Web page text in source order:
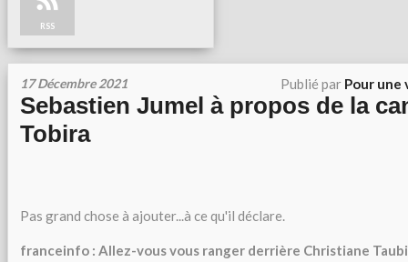
RSS
17 Décembre 2021 Publié par Pour une
Sebastien Jumel à propos de la
Tobira
Pas grand chose à ajouter...à ce qu'il déclare.
franceinfo : Allez-vous vous ranger derrière Christiane